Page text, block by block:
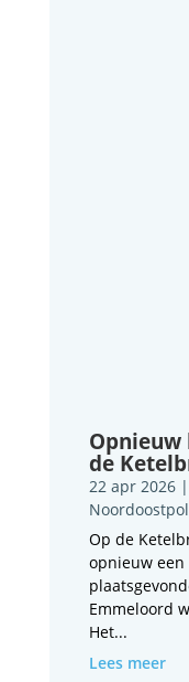
de
22 apr 2026|
Op de
opnieuw
Emmeloord
Het...
Lees meer